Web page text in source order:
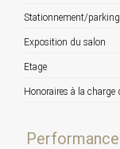
Stationnement/parking
Exposition du salon
Etage
Honoraires à la charge